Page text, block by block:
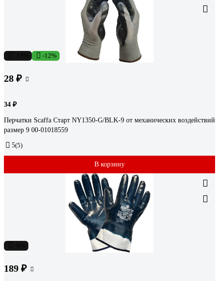
-12%
28 ₽
34 ₽
Перчатки Scaffa Старт NY1350-G/BLK-9 от механических воздействий
размер 9 00-01018559
5(5)
В корзину
189 ₽